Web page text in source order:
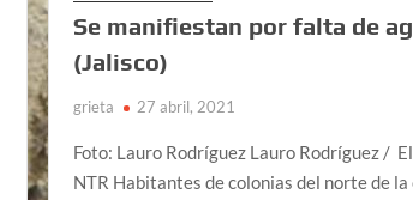
Se manifiestan por falta de
(Jalisco)
grieta 27 abril, 2021
Foto: Lauro Rodríguez Lauro Rodríguez /
NTR Habitantes de colonias del norte de la